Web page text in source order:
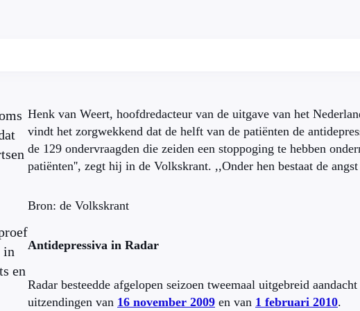
in
en
Henk van Weert, hoofdredacteur van de uitgave van het
vindt het zorgwekkend dat de helft van de patiënten de
de 129 ondervraagden die zeiden een stoppoging te hebben
patiënten'', zegt hij in de Volkskrant. ,,Onder hen bestaat de
Bron: de Volkskrant
Antidepressiva in Radar
Radar besteedde afgelopen seizoen tweemaal uitgebreid
uitzendingen van 16 november 2009 en van 1 februari 2010.